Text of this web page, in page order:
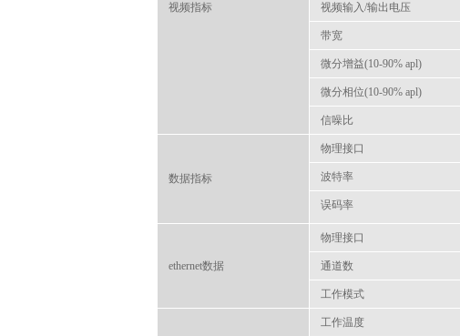
视频指标 视频输入/输出电压
带宽
微分增益(10-90% apl)
微分相位(10-90% apl)
信噪比
数据指标
物理接口
波特率
误码率
ethernet数据
物理接口
通道数
工作模式
工作温度